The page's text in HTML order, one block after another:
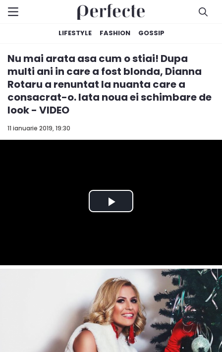
LIFESTYLE FASHION GOSSIP
11 ianuarie 2019, 19:30
Nu mai arata asa cum o stiai! Dupa
multi ani in care a fost blonda, Dianna
Rotaru a renuntat la nuanta care a
consacrat-o. Iata noua ei schimbare de
look - VIDEO